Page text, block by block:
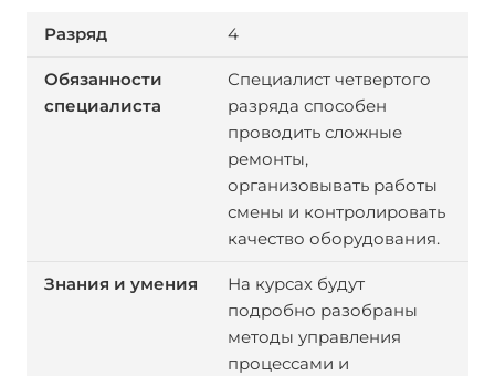
4
Специалист четвертого
разряда способен
проводить сложные
ремонты,
организовывать работы
смены и контролировать
качество оборудования.
На курсах будут
подробно разобраны
методы управления
процессами и